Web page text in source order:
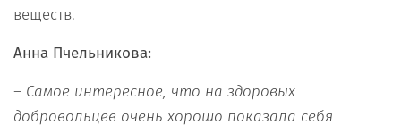
веществ.
Анна Пчельникова:
– Самое интересное, что на здоровых
добровольцев очень хорошо показала себя